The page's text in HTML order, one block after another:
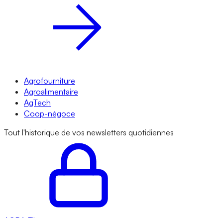
Agrofourniture
Agroalimentaire
AgTech
Coop-négoce
Tout l'historique de vos newsletters quotidiennes